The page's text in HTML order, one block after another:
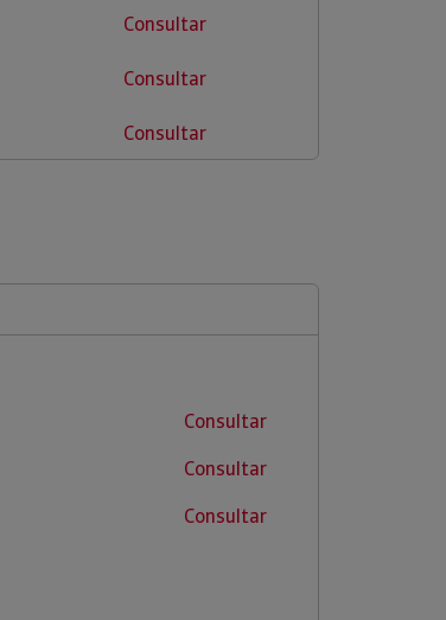
Consultar
Consultar
Consultar
Consultar
Consultar
Consultar